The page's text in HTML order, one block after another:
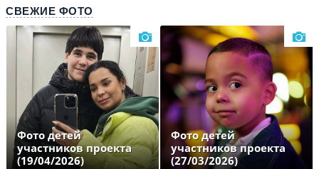
СВЕЖИЕ ФОТО
Фото детей
участников проекта
(19/04/2026)
Фото детей
участников проекта
(27/03/2026)